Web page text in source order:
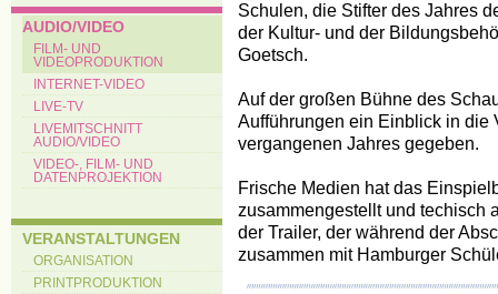
AUDIO/VIDEO
FILM- UND
VIDEOPRODUKTION
INTERNET-VIDEO
LIVE-TV
LIVEMITSCHNITT
AUDIO/VIDEO
VIDEO-, FILM- UND
DATENPROJEKTION
VERANSTALTUNGEN
ORGANISATION
PRINTPRODUKTION
Schulen, die Stifter des Jahres
der Kultur- und der
Goetsch.
Auf der großen Bühne des
Aufführungen ein Einblick in die
vergangenen Jahres gegeben.
Frische Medien hat das
zusammengestellt und techisch
der Trailer, der während der
zusammen mit Hamburger